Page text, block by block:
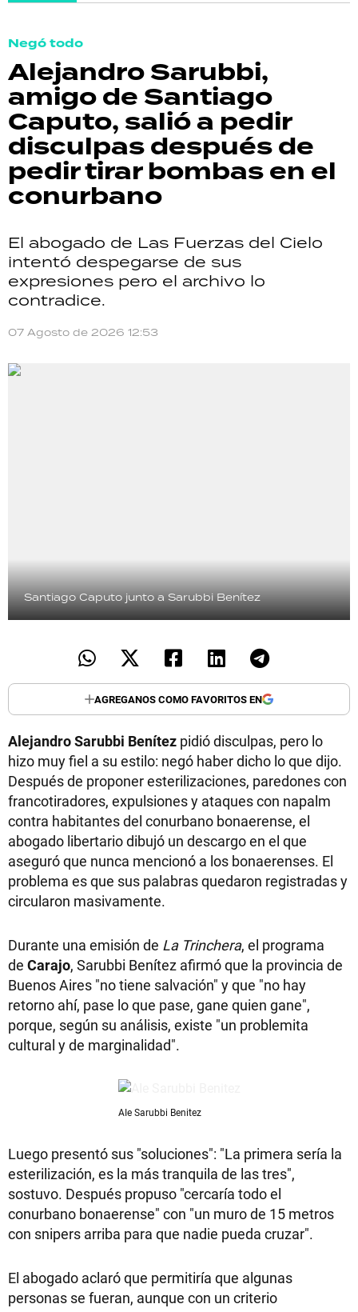
Negó todo
Alejandro Sarubbi,
amigo de Santiago
Caputo, salió a pedir
disculpas después de
pedir tirar bombas en el
conurbano
El abogado de Las Fuerzas del Cielo
intentó despegarse de sus
expresiones pero el archivo lo
contradice.
07 Agosto de 2026 12:53
Santiago Caputo junto a Sarubbi Benítez
AGREGANOS COMO FAVORITOS EN
Alejandro Sarubbi Benítez pidió disculpas, pero lo
hizo muy fiel a su estilo: negó haber dicho lo que dijo.
Después de proponer esterilizaciones, paredones con
francotiradores, expulsiones y ataques con napalm
contra habitantes del conurbano bonaerense, el
abogado libertario dibujó un descargo en el que
aseguró que nunca mencionó a los bonaerenses. El
problema es que sus palabras quedaron registradas y
circularon masivamente.
Durante una emisión de La Trinchera, el programa
de Carajo, Sarubbi Benítez afirmó que la provincia de
Buenos Aires "no tiene salvación" y que "no hay
retorno ahí, pase lo que pase, gane quien gane",
porque, según su análisis, existe "un problemita
cultural y de marginalidad".
AIe Sarubbi Benitez
Luego presentó sus "soluciones": "La primera sería la
esterilización, es la más tranquila de las tres",
sostuvo. Después propuso "cercaría todo el
conurbano bonaerense" con "un muro de 15 metros
con snipers arriba para que nadie pueda cruzar".
El abogado aclaró que permitiría que algunas
personas se fueran, aunque con un criterio